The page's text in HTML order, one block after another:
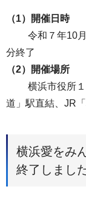
（1）開催日時
令和７年10月
分終了
（2）開催場所
横浜市役所１
道」駅直結、JR
横浜愛をみ
終了しました